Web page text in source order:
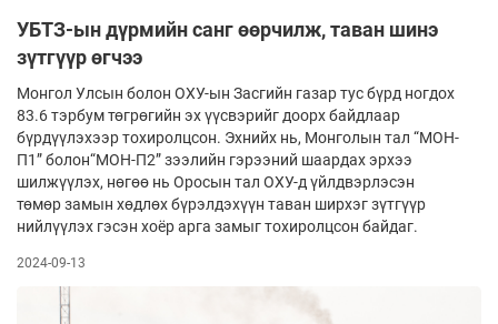
УБТЗ-ын дүрмийн санг өөрчилж, таван шинэ
зүтгүүр өгчээ
Монгол Улсын болон ОХУ-ын Засгийн газар тус бүрд ногдох
83.6 тэрбум төгрөгийн эх үүсвэрийг доорх байдлаар
бүрдүүлэхээр тохиролцсон. Эхнийх нь, Монголын тал “МОН-
П1” болон“МОН-П2” зээлийн гэрээний шаардах эрхээ
шилжүүлэх, нөгөө нь Оросын тал ОХУ-д үйлдвэрлэсэн
төмөр замын хөдлөх бүрэлдэхүүн таван ширхэг зүтгүүр
нийлүүлэх гэсэн хоёр арга замыг тохиролцсон байдаг.
2024-09-13